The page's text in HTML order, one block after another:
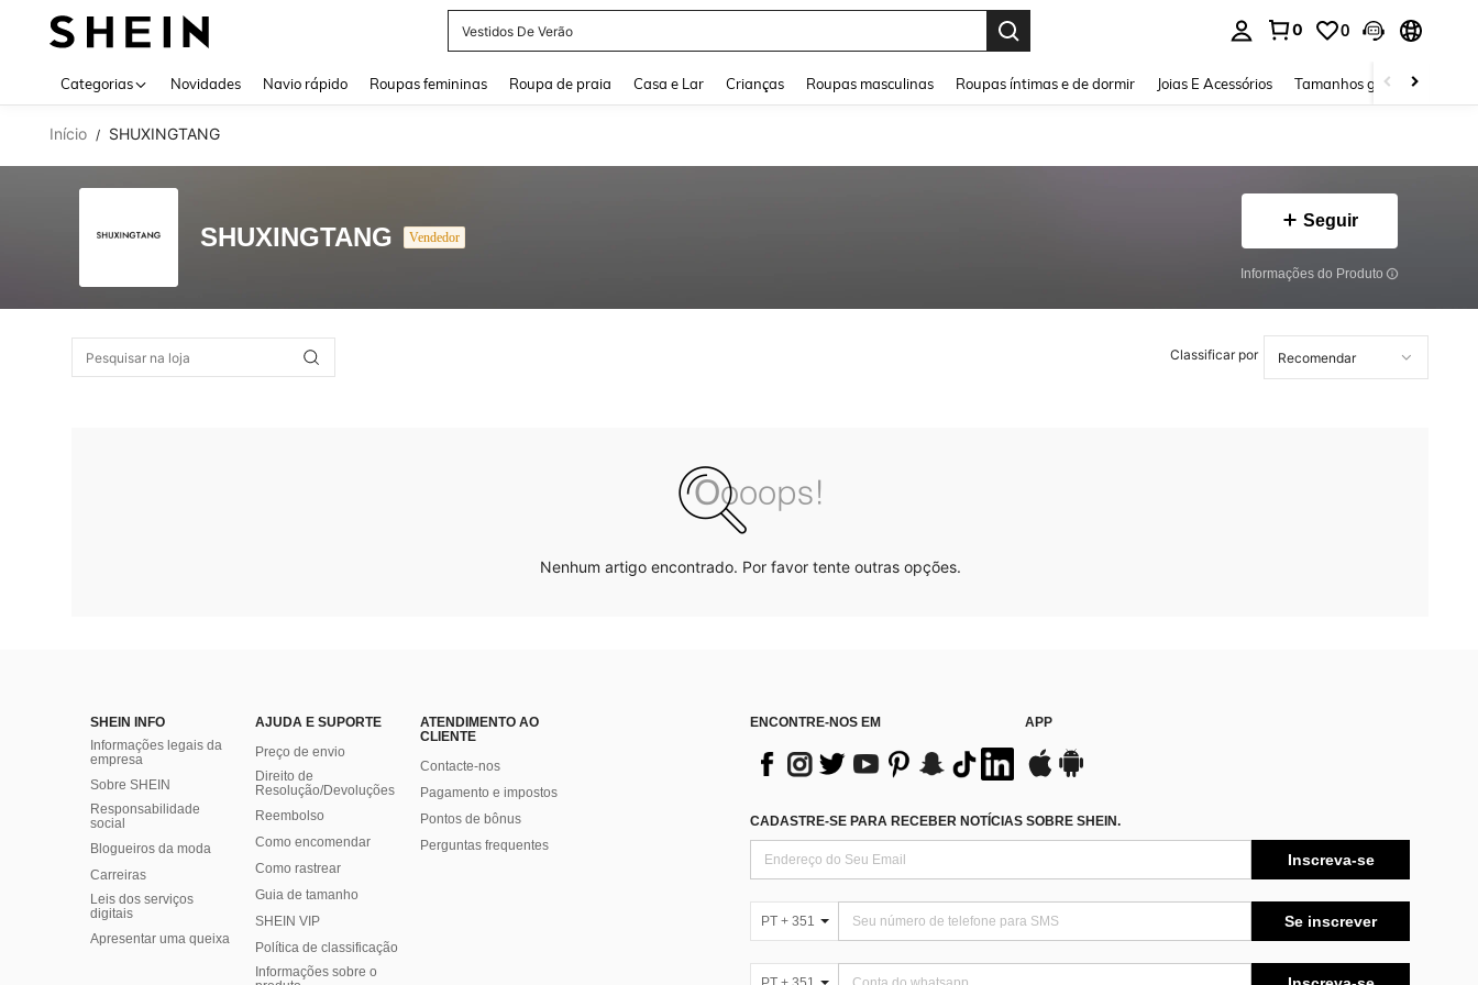
Vestidos De Verão
0 0
Categorias Novidades Navio rápido Roupas femininas Roupa de praia Casa e Lar Crianças Roupas masculinas Roupas íntimas e de dormir Joias E Acessórios Tamanhos grandes
Início / SHUXINGTANG
SHUXINGTANG Vendedor
Seguir
Informações do Produto
Classificar por
Nenhum artigo encontrado. Por favor tente outras opções.
SHEIN INFO
Informações legais da
empresa
Sobre SHEIN
Responsabilidade
social
Blogueiros da moda
Carreiras
Leis dos serviços
digitais
Apresentar uma queixa
AJUDA E SUPORTE
Preço de envio
Direito de
Resolução/Devoluções
Reembolso
Como encomendar
Como rastrear
Guia de tamanho
SHEIN VIP
Política de classificação
​Informações sobre o
ATENDIMENTO AO
CLIENTE
Contacte-nos
Pagamento e impostos
Pontos de bônus
Perguntas frequentes
ENCONTRE-NOS EM APP
CADASTRE-SE PARA RECEBER NOTÍCIAS SOBRE SHEIN.
Inscreva-se
PT + 351 Se inscrever